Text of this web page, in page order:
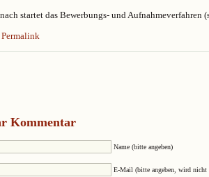
startet das Bewerbungs- und Aufnahmeverfahren
Permalink
Kommentar
Name (bitte angeben)
E-Mail (bitte angeben, wird nicht